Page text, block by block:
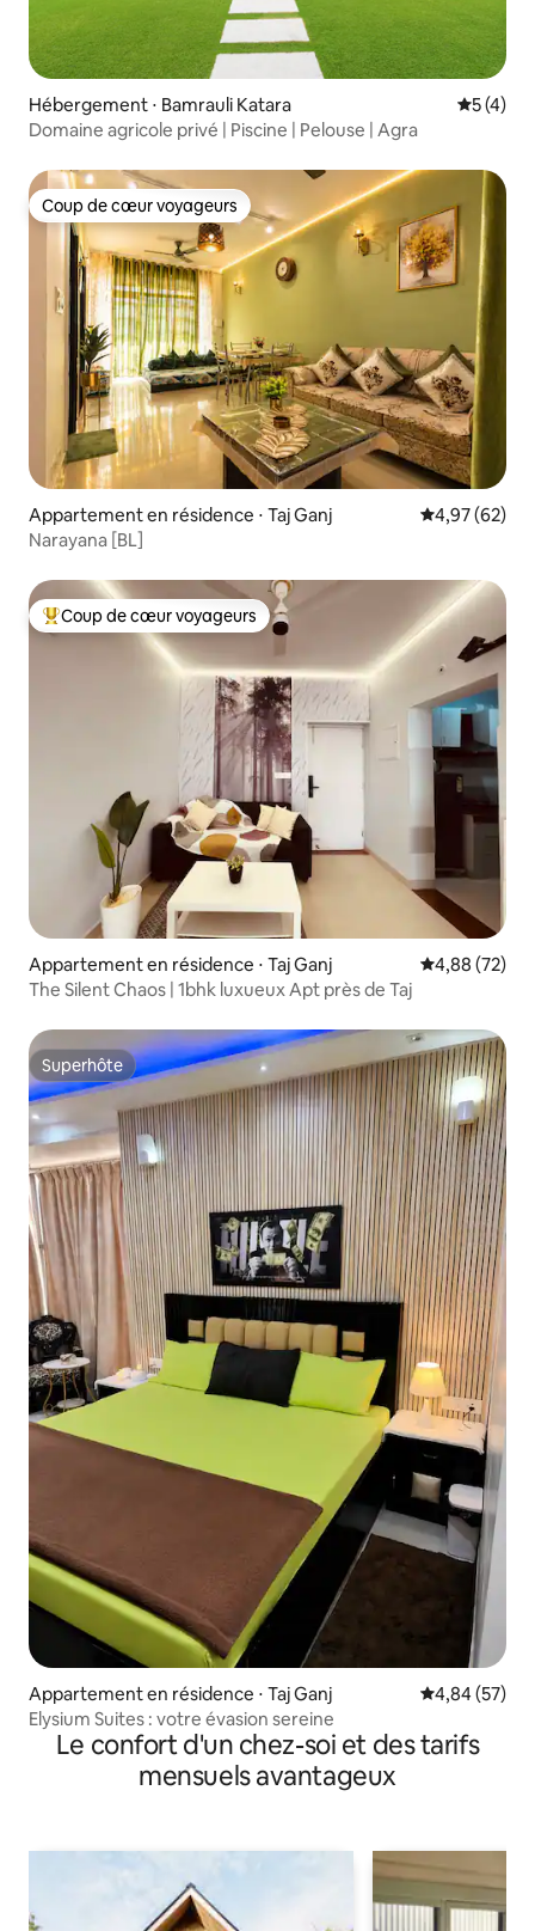
Hébergement ⋅ Bamrauli Katara
5 (4)
Domaine agricole privé | Piscine | Pelouse | Agra
Coup de cœur voyageurs
Coup de cœur voyageurs
Appartement en résidence ⋅ Taj Ganj Évaluation
4,97 (62)
Narayana [BL]
Coups de cœur voyageurs les plus appréciés
Coup de cœur voyageurs
Appartement en résidence ⋅ Taj Ganj Évaluation
4,88 (72)
The Silent Chaos | 1bhk luxueux Apt près de Taj
Superhôte
Superhôte
Appartement en résidence ⋅ Taj Ganj Évaluation
4,84 (57)
Elysium Suites : votre évasion sereine
Le confort d'un chez-soi et des tarifs
mensuels avantageux